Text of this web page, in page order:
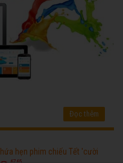
Đọc thêm
hứa hẹn phim chiếu Tết 'cười
6765